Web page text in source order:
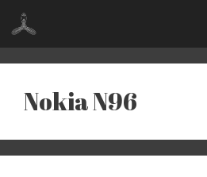
Saltar
contenido
Nokia N96